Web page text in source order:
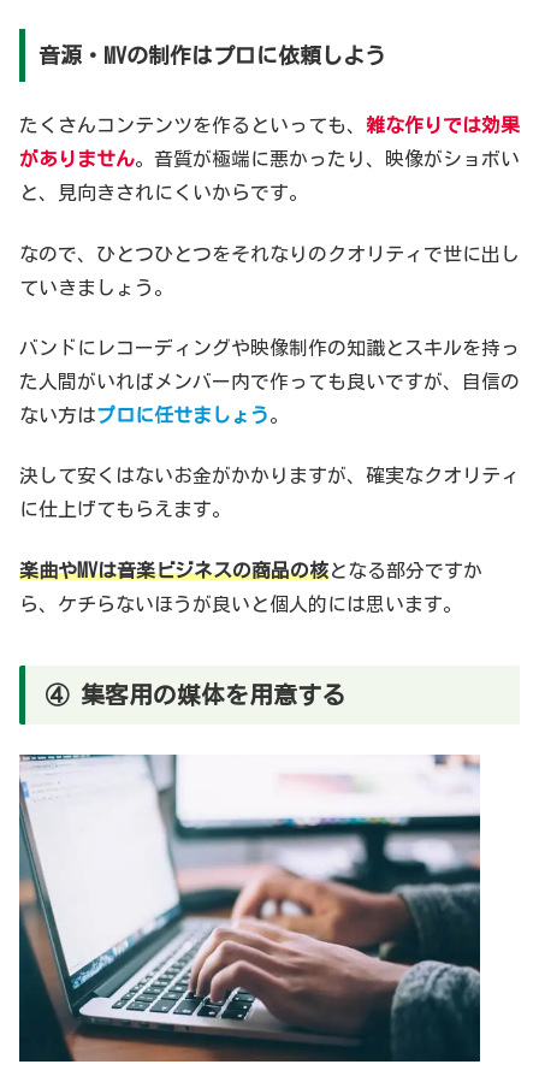
音源・MVの制作はプロに依頼しよう
たくさんコンテンツを作るといっても、 雑な作りでは効果
がありません。音質が極端に悪かったり、映像がショボい
と、見向きされにくいからです。
なので、ひとつひとつをそれなりのクオリティで世に出し
ていきましょう。
バンドにレコーディングや映像制作の知識とスキルを持っ
た人間がいればメンバー内で作っても良いですが、自信の
ない方はプロに任せましょう。
決して安くはないお金がかかりますが、確実なクオリティ
に仕上げてもらえます。
楽曲やMVは音楽ビジネスの商品の核となる部分ですか
ら、ケチらないほうが良いと個人的には思います。
④ 集客用の媒体を用意する